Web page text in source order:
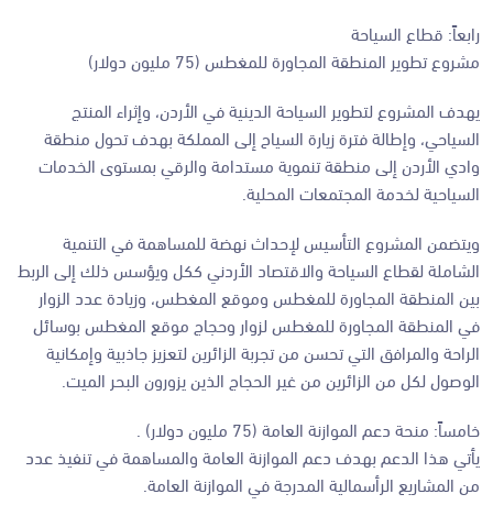
رابعاً: قطاع السياحة
مشروع تطوير المنطقة المجاورة للمغطس (75 مليون دولار)
يهدف المشروع لتطوير السياحة الدينية في الأردن، وإثراء المنتج
السياحي، وإطالة فترة زيارة السياح إلى المملكة بهدف تحول منطقة
وادي الأردن إلى منطقة تنموية مستدامة والرقي بمستوى الخدمات
السياحية لخدمة المجتمعات المحلية.
ويتضمن المشروع التأسيس لإحداث نهضة للمساهمة في التنمية
الشاملة لقطاع السياحة والاقتصاد الأردني ككل ويؤسس ذلك إلى الربط
بين المنطقة المجاورة للمغطس وموقع المغطس، وزيادة عدد الزوار
في المنطقة المجاورة للمغطس لزوار وحجاج موقع المغطس بوسائل
الراحة والمرافق التي تحسن من تجربة الزائرين لتعزيز جاذبية وإمكانية
الوصول لكل من الزائرين من غير الحجاج الذين يزورون البحر الميت.
خامساً: منحة دعم الموازنة العامة (75 مليون دولار) .
يأتي هذا الدعم بهدف دعم الموازنة العامة والمساهمة في تنفيذ عدد
من المشاريع الرأسمالية المدرجة في الموازنة العامة.